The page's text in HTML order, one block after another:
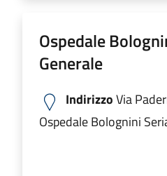
Ospedale
Generale
IndirizzoVia
Ospedale Bolognini